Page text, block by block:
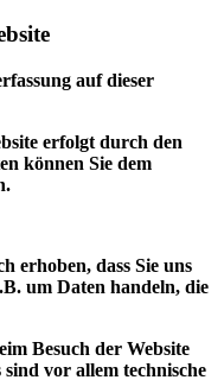
auf dieser
erfolgt durch den
können Sie dem
erhoben, dass Sie uns
um Daten handeln, die
Besuch der Website
vor allem technische